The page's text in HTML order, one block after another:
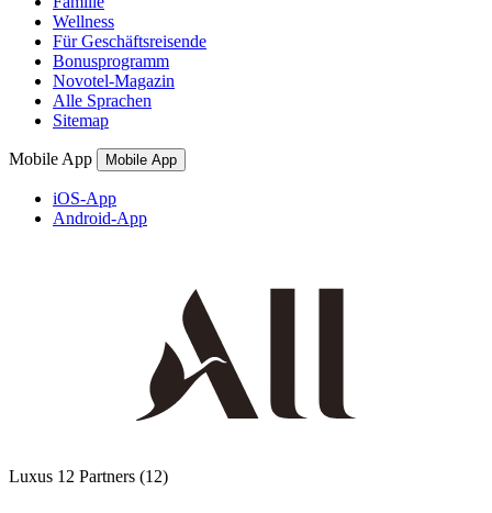
Wellness
Für Geschäftsreisende
Bonusprogramm
Novotel-Magazin
Alle Sprachen
Sitemap
Mobile App Mobile App
iOS-App
Android-App
Luxus 12 Partners (12)